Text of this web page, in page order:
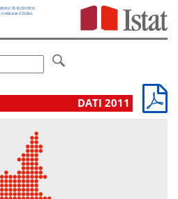
DATI 2011